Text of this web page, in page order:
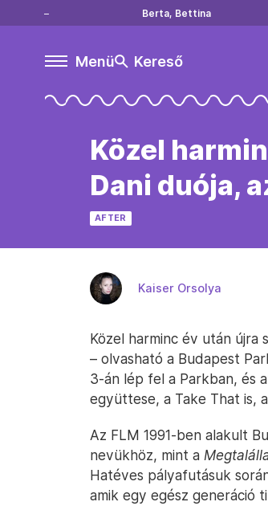
Berta, Bettina
Menü Kereső
Közel
Dani duója,
AFTER
Kaiser Orsolya
Közel harminc év után újra
– olvasható a Budapest
3-án lép fel a Parkban, és
együttese, a Take That is,
Az FLM 1991-ben alakult
nevükhöz, mint a
Hatéves pályafutásuk
amik egy egész generáció